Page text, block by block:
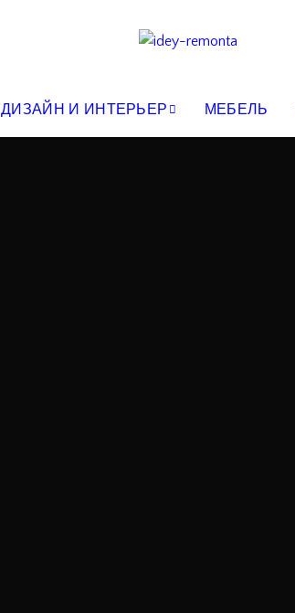
ДИЗАЙН И ИНТЕРЬЕР МЕБЕЛЬ